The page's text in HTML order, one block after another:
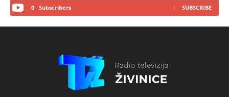
0 Subscribers SUBSCRIBE